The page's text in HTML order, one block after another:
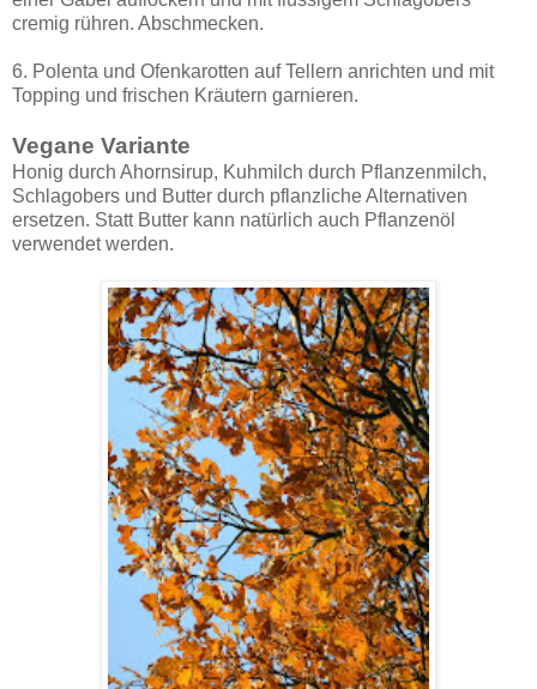
cremig rühren. Abschmecken.
6. Polenta und Ofenkarotten auf Tellern anrichten und mit
Topping und frischen Kräutern garnieren.
Vegane Variante
Honig durch Ahornsirup, Kuhmilch durch Pflanzenmilch,
Schlagobers und Butter durch pflanzliche Alternativen
ersetzen. Statt Butter kann natürlich auch Pflanzenöl
verwendet werden.